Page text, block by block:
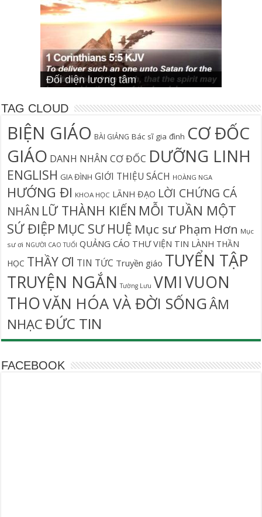
Suy Ngẫm Lời Chúa trong 365 ngày
Đối diện lương tâm
Thần học thay thế
Cơn Đại Nạn Và Hội Thánh (bản
hiệu đính)
Suy Ngẫm Lời Chúa 365 Ngày
Hội Thánh sẽ trải qua cơn đại nạn?
Câu Cá Và Đánh Lưới Người
4 Signs You Aren’t Walking In Your
Calling
Thiên Lộ Lịch Trình
Suy Ngẫm Tân Ước Với Warren W.
Wiersbe
TAG CLOUD
BIỆN GIÁO BÀI GIẢNG Bác sĩ gia đình CƠ ĐỐC
GIÁO DANH NHÂN CƠ ĐỐC DƯỠNG LINH
ENGLISH GIA ĐÌNH GIỚI THIỆU SÁCH HOÀNG NGA
HƯỚNG ĐI KHOA HỌC LÃNH ĐẠO LỜI CHỨNG CÁ
NHÂN LỮ THÀNH KIẾN MỖI TUẦN MỘT
SỨ ĐIỆP MỤC SƯ HUỆ Mục sư Phạm Hơn Mục
sư ơi NGƯỜI CAO TUỔI QUẢNG CÁO THƯ VIỆN TIN LÀNH THẦN
HỌC THẦY ƠI TIN TỨC Truyền giáo TUYỂN TẬP
TRUYỆN NGẮN Tường Lưu VMIVUON
THOVĂN HÓA VÀ ĐỜI SỐNGÂM
NHẠCĐỨC TIN
FACEBOOK